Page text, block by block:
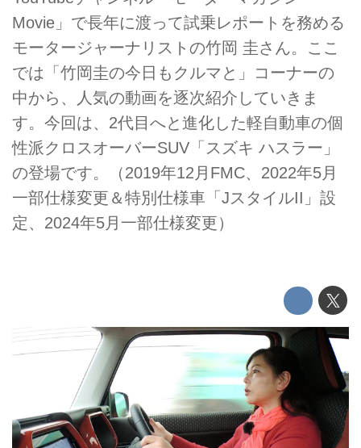
Movie」で長年に渡って試乗レポートを務める
モータージャーナリストの竹岡 圭さん。ここ
では「竹岡圭の今日もクルマと」コーナーの
中から、人気の動画を逐次紹介していきま
す。今回は、2代目へと進化した軽自動車の個
性派クロスオーバーSUV「スズキ ハスラー」
の登場です。（2019年12月FMC、2022年5月
一部仕様変更＆特別仕様車「JスタイルII」設
定、2024年5月一部仕様変更）